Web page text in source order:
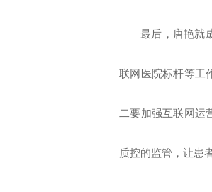
最后，唐艳就
联网医院标杆等工
二要加强互联网运
质控的监管，让患